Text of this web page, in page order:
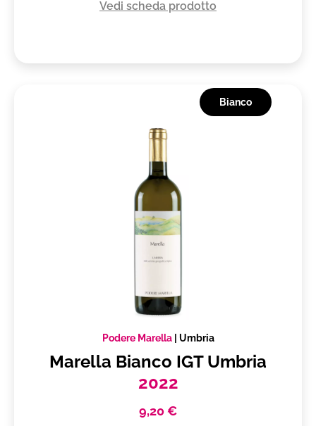
Vedi scheda prodotto
Bianco
Podere Marella| Umbria
Marella Bianco IGT Umbria
2022
9,20 €